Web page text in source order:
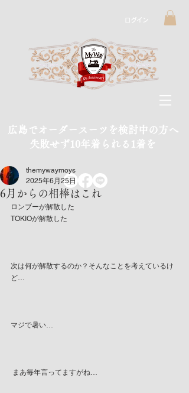
ログイン
広島でオーダースーツを検討中の方へ
​失敗せず10年着られる1着を
6月からの相棒はこれ
themywaymoys
2025年6月25日
ロンブーが解散した
TOKIOが解散した
次は何が解散するのか？そんなことを考えているけ
ど…
マジで暑い…
まあ毎年言ってますがね…